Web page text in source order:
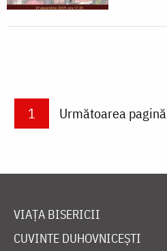
PaginareCurrent page
1 Next page
Următoarea pagină
VIAȚA BISERICII
CUVINTE DUHOVNICEȘTI